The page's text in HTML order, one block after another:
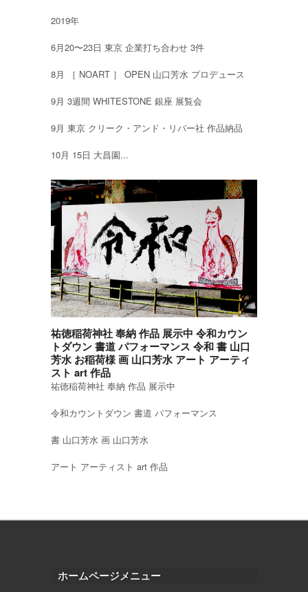
2019年
6月20〜23日 東京 企業打ち合わせ 3件
8月 ［ NOART ］ OPEN 山口芳水 プロデュース
9月 3週間 WHITESTONE 銀座 展覧会
9月 東京 クリーク・アンド・リバー社 作品納品
10月 15日 大昌園...
祐徳稲荷神社 奉納 作品 展示中 令和カウン
トダウン 書道 パフォーマンス 令和 書 山口
芳水 お稲荷様 画 山口芳水 アート アーティ
スト art 作品
祐徳稲荷神社 奉納 作品 展示中
令和カウントダウン 書道 パフォーマンス
書 山口芳水 画 山口芳水
アート アーティスト art 作品
ホームページメニュー